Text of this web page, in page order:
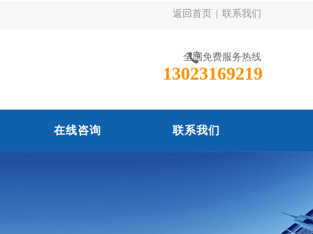
返回首页 联系我们
全国免费服务热线
13023169219
在线咨询 联系我们